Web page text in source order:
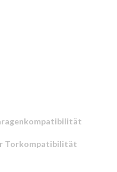
Torkompatibilität